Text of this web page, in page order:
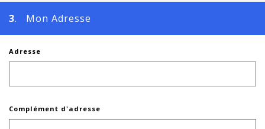
3. Mon Adresse
Adresse
Complément d'adresse